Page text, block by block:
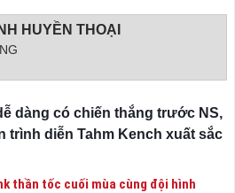
HUYỀN THOẠI
dàng có chiến thắng trước NS,
trình diễn Tahm Kench xuất sắc
thần tốc cuối mùa cùng đội hình